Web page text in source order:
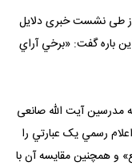
طی نشست خبری دلایل
باره گفت: «برخي آراي
مدرسین آیت الله صانعی
رسمي يک عبارتي را
و همچنين مقايسه آن با